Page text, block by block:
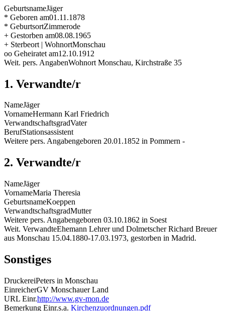
GeburtsnameJäger
* Geboren am01.11.1878
* GeburtsortZimmerode
+ Gestorben am08.08.1965
+ Sterbeort | WohnortMonschau
oo Geheiratet am12.10.1912
Weit. pers. AngabenWohnort Monschau, Kirchstraße 35
1. Verwandte/r
NameJäger
VornameHermann Karl Friedrich
VerwandtschaftsgradVater
BerufStationsassistent
Weitere pers. Angabengeboren 20.01.1852 in Pommern -
2. Verwandte/r
NameJäger
VornameMaria Theresia
GeburtsnameKoeppen
VerwandtschaftsgradMutter
Weitere pers. Angabengeboren 03.10.1862 in Soest
Weit. VerwandteEhemann Lehrer und Dolmetscher Richard Breuer
aus Monschau 15.04.1880-17.03.1973, gestorben in Madrid.
Sonstiges
DruckereiPeters in Monschau
EinreicherGV Monschauer Land
URL Einr.http://www.gv-mon.de
Bemerkung Einr.s.a. Kirchenzuordnungen.pdf